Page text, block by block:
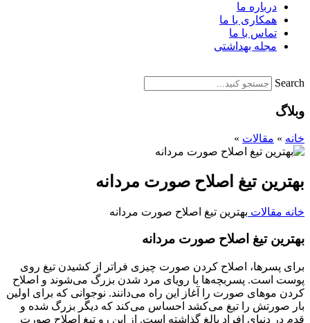
درباره ما
همکاری با ما
تماس با ما
مجله بهداشتی
Search
وبلاگ
خانه » مقالات »
بهترین تیغ اصلاح صورت مردانه
خانه مقالات بهترین تیغ اصلاح صورت مردانه
بهترین تیغ اصلاح صورت مردانه
برای پسرها، اصلاح کردن صورت چیزی فراتر از کشیدن تیغ روی
پوست است. پسربچه‌ها با رویای مرد شدن بزرگ می‌شوند و اصلاح
کردن موهای صورت را آغاز این راه می‌دانند. نوجوانی که برای اولین
بار صورتش را تیغ می‌کشد احساس می‌کند که دیگر بزرگ شده و
قدم در دنیای افراد بالغ گذاشته است. از این رو تیغ اصلاح صورت